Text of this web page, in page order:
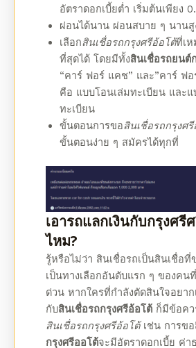
อัตราดอกเบี้ยต่ำ เริ่มต้นเพียง
ผ่อนได้นาน ผ่อนสบาย ๆ นานสู
เลือกสินเชื่อรถกรุงศรีอ้อโต้ที่เห
ที่สุดได้ โดยมีทั้งสินเชื่อรถยนต์
“คาร์ ฟอร์ แคช” และ”คาร์ ฟ
คือ แบบโอนเล่มทะเบียน และแ
ทะเบียน
ขั้นตอนการขอสินเชื่อรถกรุงศ
ขั้นตอนง่าย ๆ สมัครได้ทุกที่
เอารถแลกเงินกับกรุงศรี
ไหม?
รู้หรือไม่ว่า สินเชื่อรถเป็นสินเชื่อที่
เป็นทางเลือกอันดับแรก ๆ ของคน
ด่วน หากใครที่กำลังตัดสินใจอยาก
กับสินเชื่อรถกรุงศรีอ้อโต้ ก็มีข้อค
สินเชื่อรถกรุงศรีอ้อโต้เช่น การขอ
กรุงศรีออโต้จะมีอัตราดอกเบี้ย ค่า